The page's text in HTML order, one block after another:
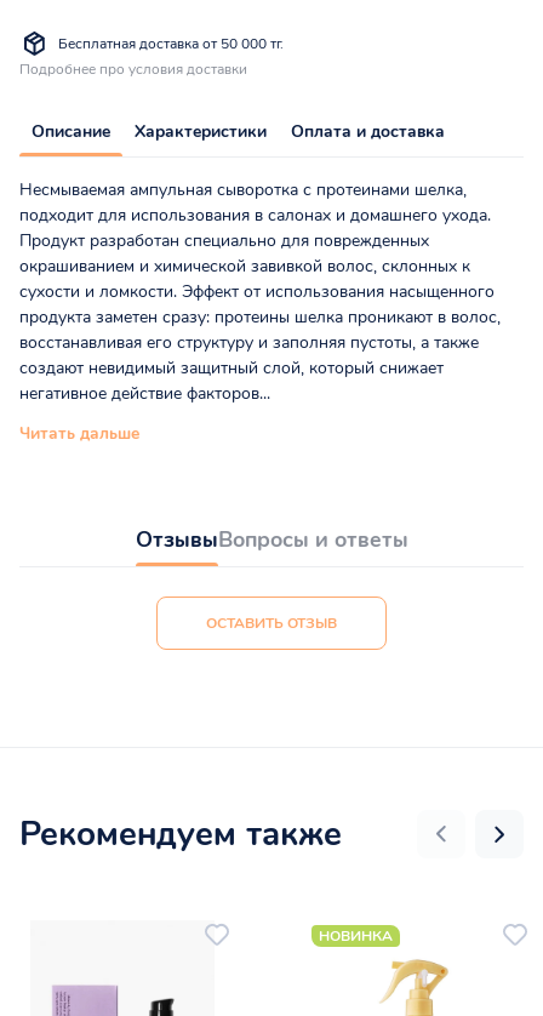
Бесплатная доставка от 50 000 тг.
Подробнее про условия доставки
Описание Характеристики Оплата и доставка
Несмываемая ампульная сыворотка с протеинами шелка,
подходит для использования в салонах и домашнего ухода.
Продукт разработан специально для поврежденных
окрашиванием и химической завивкой волос, склонных к
сухости и ломкости. Эффект от использования насыщенного
продукта заметен сразу: протеины шелка проникают в волос,
восстанавливая его структуру и заполняя пустоты, а также
создают невидимый защитный слой, который снижает
негативное действие факторов...
Читать дальше
ОтзывыВопросы и ответы
ОСТАВИТЬ ОТЗЫВ
Рекомендуем также
НОВИНКА